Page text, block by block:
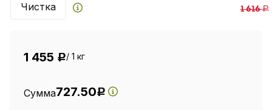
Чистка
1 455 Р/ 1 кг
1 616Р
Сумма727.50Р